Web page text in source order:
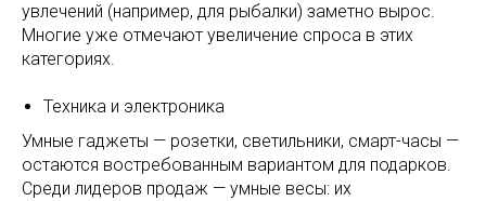
увлечений (например, для рыбалки) заметно вырос.
Многие уже отмечают увеличение спроса в этих
категориях.
Техника и электроника
Умные гаджеты — розетки, светильники, смарт-часы —
остаются востребованным вариантом для подарков.
Среди лидеров продаж — умные весы: их